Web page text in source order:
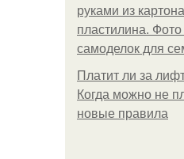
руками из
пластилина.
самоделок для
Платит ли за
Когда можно не
новые правила